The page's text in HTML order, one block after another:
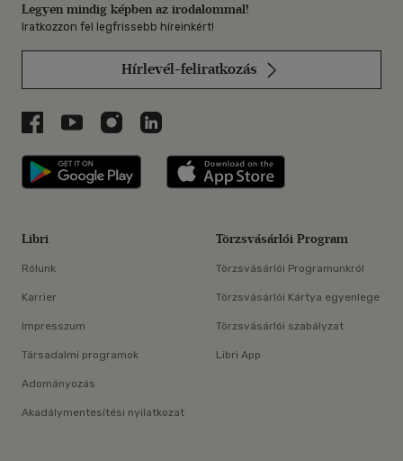
Legyen mindig képben az irodalommal!
Iratkozzon fel legfrissebb híreinkért!
Hírlevél-feliratkozás
Libri a Facebookon
Libri a Youtube-on
Libri az Instagramon
Libri a LinkedInen
Libri applikáció Szerezd meg: Google
Libri
Rólunk
Karrier
Impresszum
Társadalmi programok
Adományozás
Akadálymentesítési nyilatkozat
Törzsvásárlói Program
Törzsvásárlói Programunkról
Törzsvásárlói Kártya egyenlege
Törzsvásárlói szabályzat
Libri App